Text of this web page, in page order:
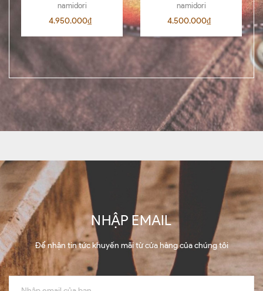
Boots BL04
namidori
4.950.000₫
AL00 D.Brown 442
namidori
4.500.000₫
NHẬP EMAIL
Để nhận tin tức khuyến mãi từ cửa hàng của chúng tôi